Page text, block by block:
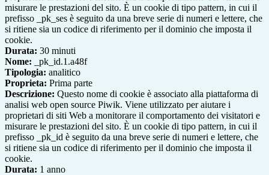
misurare le prestazioni del sito. È un cookie di tipo pattern, in cui il
prefisso _pk_ses è seguito da una breve serie di numeri e lettere, che
si ritiene sia un codice di riferimento per il dominio che imposta il
cookie.
Durata: 30 minuti
Nome: _pk_id.1.a48f
Tipologia: analitico
Proprieta: Prima parte
Descrizione: Questo nome di cookie è associato alla piattaforma di
analisi web open source Piwik. Viene utilizzato per aiutare i
proprietari di siti Web a monitorare il comportamento dei visitatori e
misurare le prestazioni del sito. È un cookie di tipo pattern, in cui il
prefisso _pk_id è seguito da una breve serie di numeri e lettere, che
si ritiene sia un codice di riferimento per il dominio che imposta il
cookie.
Durata: 1 anno